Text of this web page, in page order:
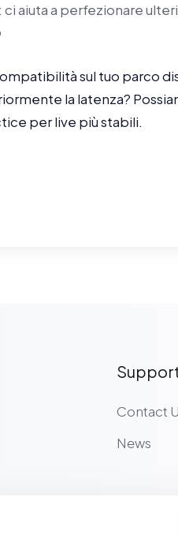
ci aiuta a perfezionare
sul tuo parco
la latenza?
per live più stabili.
Contact
News